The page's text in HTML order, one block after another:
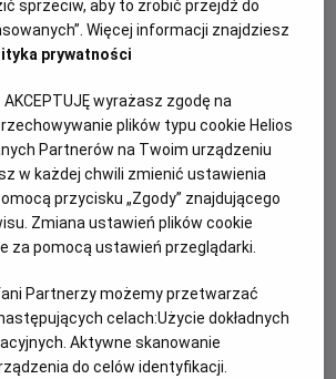
razem z nami!
nasza wspólna odpowiedzialność.
na stan środowiska.
sprzeciw, aby to zrobić przejdź do
Więcej informacji znajdziesz
prywatności
wyrażasz zgodę na
plików typu cookie Helios
Partnerów na Twoim urządzeniu
w każdej chwili zmienić ustawienia
przycisku „Zgody” znajdującego
Zmiana ustawień plików cookie
za pomocą ustawień przeglądarki.
Partnerzy możemy przetwarzać
celach:Użycie dokładnych
Aktywne skanowanie
do celów identyfikacji.